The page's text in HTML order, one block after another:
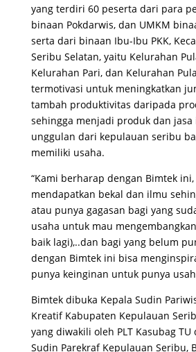
yang terdiri 60 peserta dari para
binaan Pokdarwis, dan UMKM
serta dari binaan Ibu-Ibu PKK,
Seribu Selatan, yaitu Kelurahan
Kelurahan Pari, dan Kelurahan
termotivasi untuk meningkatkan
tambah produktivitas daripada
sehingga menjadi produk dan
unggulan dari kepulauan seribu
memiliki usaha.
“Kami berharap dengan Bimtek
mendapatkan bekal dan ilmu
atau punya gagasan bagi yang
usaha untuk mau
baik lagi),..dan bagi yang belum
dengan Bimtek ini bisa
punya keinginan untuk punya
Bimtek dibuka Kepala Sudin
Kreatif Kabupaten Kepulauan
yang diwakili oleh PLT Kasubag TU
Sudin Parekraf Kepulauan Seribu,